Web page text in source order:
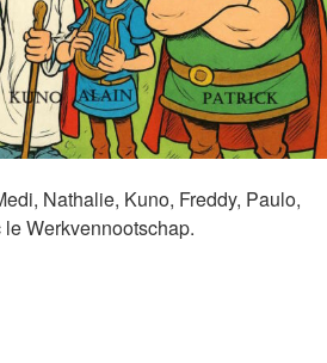
Nathalie, Kuno, Freddy, Paulo,
Werkvennootschap.